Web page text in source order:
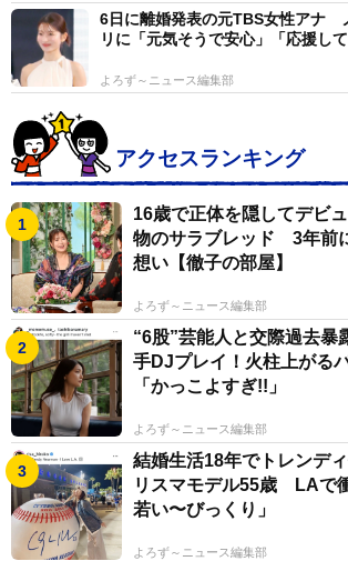
6日に離婚発表の元TBS女性アナ
リに「元気そうで安心」「応援し
よろず～ニュース編集部
アクセスランキング
16歳で正体を隠してデビ
物のサラブレッド 3年前
想い【徹子の部屋】
よろず～ニュース編集部
“6股”芸能人と交際過去
手DJプレイ！火柱上がる
「かっこよすぎ!!」
よろず～ニュース編集部
結婚生活18年でトレンデ
リスマモデル55歳 LAで
若い〜びっくり」
よろず～ニュース編集部